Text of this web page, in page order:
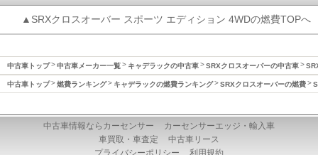
▲SRXクロスオーバー スポーツ エディション 4WDの燃費TOPへ
中古車トップ 中古車メーカー一覧 キャデラックの中古車 SRXクロスオーバーの中古車
中古車トップ 燃費ランキング キャデラックの燃費ランキング SRXクロスオーバーの燃費
中古車情報ならカーセンサー
カーセンサーエッジ・輸入車
車買取・車査定
中古車リース
プライバシーポリシー
利用規約